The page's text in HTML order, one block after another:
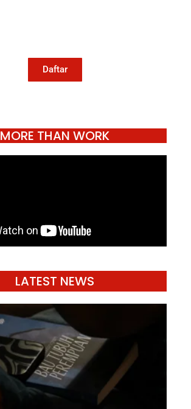
Daftar
MORE THAN WORK
LATEST NEWS